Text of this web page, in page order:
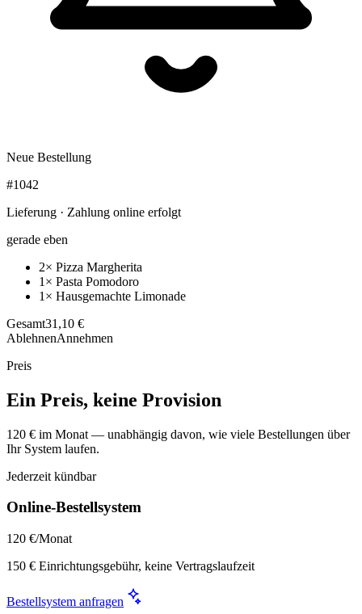
Neue Bestellung
#1042
Lieferung · Zahlung online erfolgt
gerade eben
2× Pizza Margherita
1× Pasta Pomodoro
1× Hausgemachte Limonade
Gesamt31,10 €
AblehnenAnnehmen
Preis
Ein Preis, keine Provision
120 € im Monat — unabhängig davon, wie viele Bestellungen über
Ihr System laufen.
Jederzeit kündbar
Online-Bestellsystem
120 €/Monat
150 € Einrichtungsgebühr, keine Vertragslaufzeit
Bestellsystem anfragen